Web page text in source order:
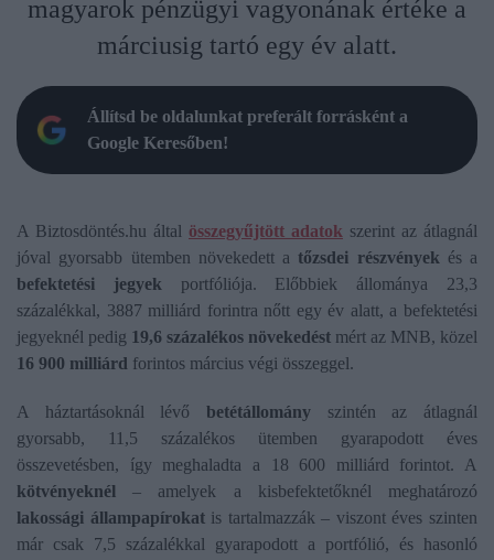
magyarok pénzügyi vagyonának értéke a
márciusig tartó egy év alatt.
Állítsd be oldalunkat preferált forrásként a
Google Keresőben!
A Biztosdöntés.hu által összegyűjtött adatok szerint az átlagnál
jóval gyorsabb ütemben növekedett a tőzsdei részvények és a
befektetési jegyek portfóliója. Előbbiek állománya 23,3
százalékkal, 3887 milliárd forintra nőtt egy év alatt, a befektetési
jegyeknél pedig 19,6 százalékos növekedést mért az MNB, közel
16 900 milliárd forintos március végi összeggel.
A háztartásoknál lévő betétállomány szintén az átlagnál
gyorsabb, 11,5 százalékos ütemben gyarapodott éves
összevetésben, így meghaladta a 18 600 milliárd forintot. A
kötvényeknél – amelyek a kisbefektetőknél meghatározó
lakossági állampapírokatis tartalmazzák – viszont éves szinten
már csak 7,5 százalékkal gyarapodott a portfólió, és hasonló